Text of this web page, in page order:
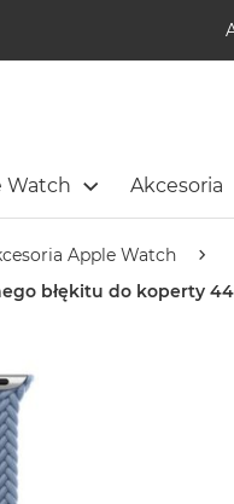
Watch Akcesoria
Apple Watch
błękitu do koperty